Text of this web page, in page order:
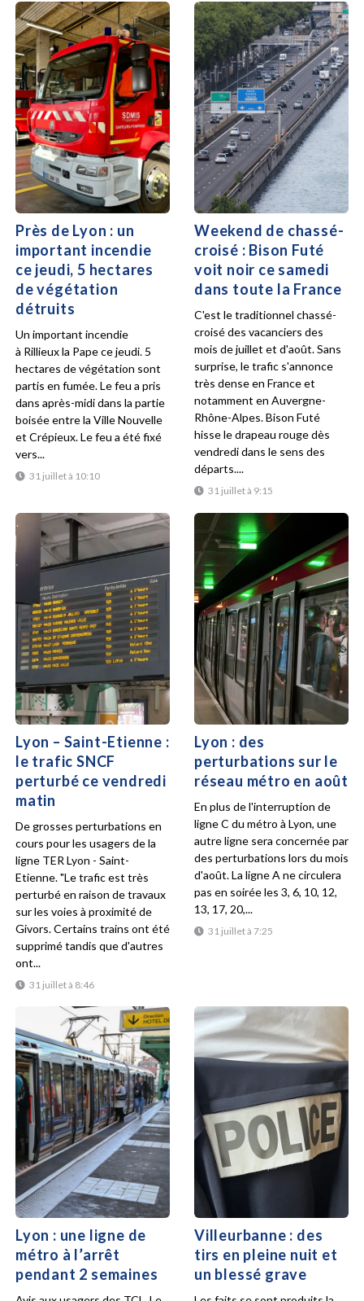
Près de Lyon : un
important incendie
ce jeudi, 5 hectares
de végétation
détruits
31 juillet à 10:10
Un important incendie
à Rillieux la Pape ce jeudi. 5
hectares de végétation sont
partis en fumée. Le feu a pris
dans après-midi dans la partie
boisée entre la Ville Nouvelle
et Crépieux. Le feu a été fixé
vers...
Weekend de chassé-
croisé : Bison Futé
voit noir ce samedi
dans toute la France
31 juillet à 9:15
C'est le traditionnel chassé-
croisé des vacanciers des
mois de juillet et d'août. Sans
surprise, le trafic s'annonce
très dense en France et
notamment en Auvergne-
Rhône-Alpes. Bison Futé
hisse le drapeau rouge dès
vendredi dans le sens des
départs....
Lyon – Saint-Etienne :
le trafic SNCF
perturbé ce vendredi
matin
31 juillet à 8:46
De grosses perturbations en
cours pour les usagers de la
ligne TER Lyon - Saint-
Etienne. "Le trafic est très
perturbé en raison de travaux
sur les voies à proximité de
Givors. Certains trains ont été
supprimé tandis que d'autres
ont...
Lyon : des
perturbations sur le
réseau métro en août
31 juillet à 7:25
En plus de l'interruption de
ligne C du métro à Lyon, une
autre ligne sera concernée par
des perturbations lors du mois
d'août. La ligne A ne circulera
pas en soirée les 3, 6, 10, 12,
13, 17, 20,...
Lyon : une ligne de
métro à l’arrêt
pendant 2 semaines
Villeurbanne : des
tirs en pleine nuit et
un blessé grave